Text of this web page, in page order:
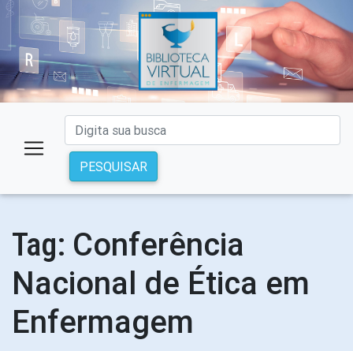
PESQUISAR
Tag: Conferência
Nacional de Ética em
Enfermagem